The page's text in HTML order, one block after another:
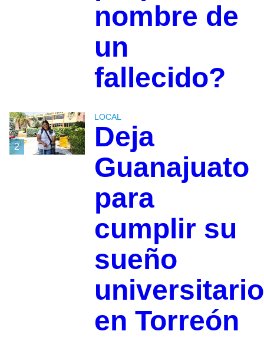
nombre de
un
fallecido?
2
LOCAL
Deja
Guanajuato
para
cumplir su
sueño
universitario
en Torreón